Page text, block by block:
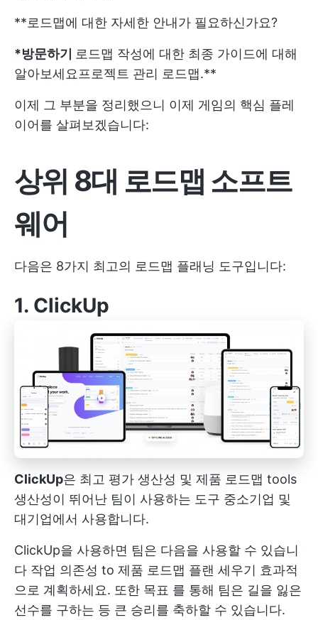
**로드맵에 대한 자세한 안내가 필요하신가요?
*방문하기 로드맵 작성에 대한 최종 가이드에 대해
알아보세요프로젝트 관리 로드맵.**
이제 그 부분을 정리했으니 이제 게임의 핵심 플레
이어를 살펴보겠습니다:
상위 8대 로드맵 소프트
웨어
다음은 8가지 최고의 로드맵 플래닝 도구입니다:
1. ClickUp
ClickUp은 최고 평가 생산성 및 제품 로드맵 tools
생산성이 뛰어난 팀이 사용하는 도구 중소기업 및
대기업에서 사용합니다.
ClickUp을 사용하면 팀은 다음을 사용할 수 있습니
다 작업 의존성 to 제품 로드맵 플랜 세우기 효과적
으로 계획하세요. 또한 목표 를 통해 팀은 길을 잃은
선수를 구하는 등 큰 승리를 축하할 수 있습니다.